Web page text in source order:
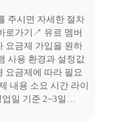
주시면 자세한 절차
로가기↗ 유료 멤버
요금제 가입을 원하
사용 환경과 설정값
요금제에 따라 필요
내용 소요 시간 라이
업일 기준 2~3일…